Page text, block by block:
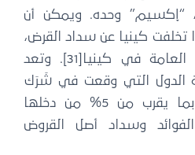
“إكسيم” وحده. ويمكن أن
تخلفت كينيا عن سداد القرض،
وفقًا لمراجع الحسابات العامة في كينيا[31]. وتعد
الدول التي وقعت في شَرَك
الديون الصينية، وتدين بما يقرب من 5% من دخلها
وسداد أصل القروض